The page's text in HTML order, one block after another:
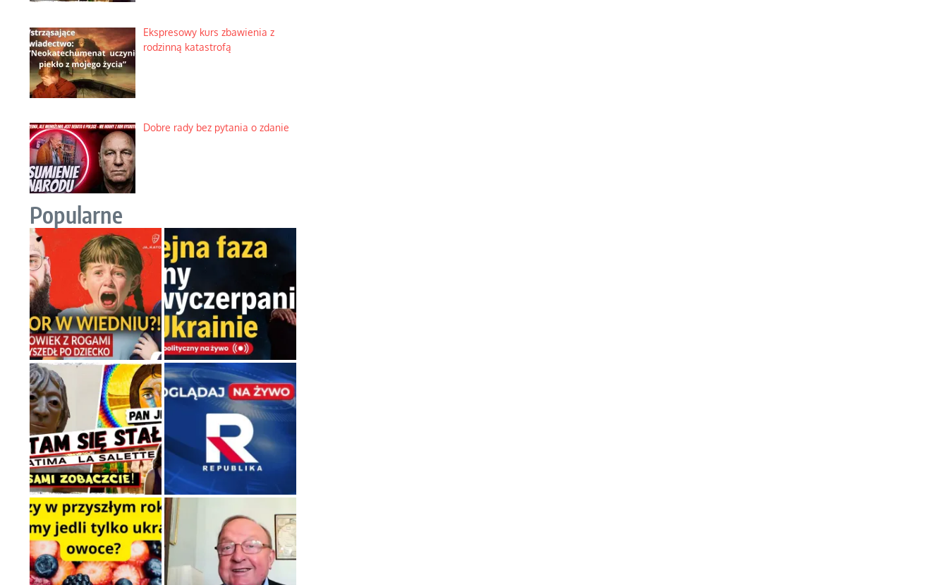
Ekspresowy kurs zbawienia z
rodzinną katastrofą
Dobre rady bez pytania o zdanie
Popularne